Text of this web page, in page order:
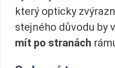
který opticky
stejného důvodu by
mít po stranách